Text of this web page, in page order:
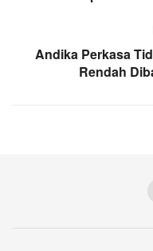
Andika Perkasa
Rendah